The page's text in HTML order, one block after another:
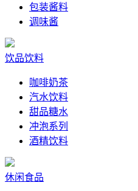
包装酱料
调味酱
饮品饮料
咖啡奶茶
汽水饮料
甜品糖水
冲泡系列
酒精饮料
休闲食品